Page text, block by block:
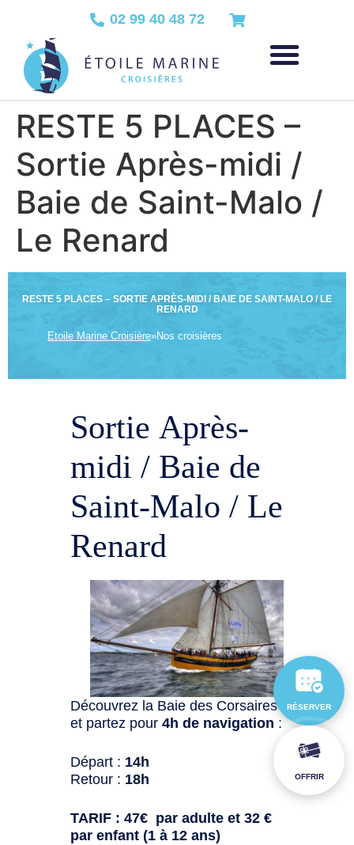
02 99 40 48 72
RESTE 5 PLACES –
Sortie Après-midi /
Baie de Saint-Malo /
Le Renard
RESTE 5 PLACES – SORTIE APRÈS-MIDI / BAIE DE SAINT-MALO / LE
RENARD
Etoile Marine Croisière»Nos croisières
Sortie Après-
midi / Baie de
Saint-Malo / Le
Renard
Découvrez la Baie des Corsaires
et partez pour4h de navigation :
Départ : 14h
Retour : 18h
TARIF : 47€ par adulte et 32 €
par enfant (1 à 12 ans)
RÉSERVER
OFFRIR